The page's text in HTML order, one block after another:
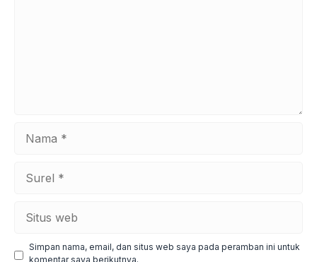
web
Simpan nama, email, dan situs web saya pada peramban ini untuk
komentar saya berikutnya.